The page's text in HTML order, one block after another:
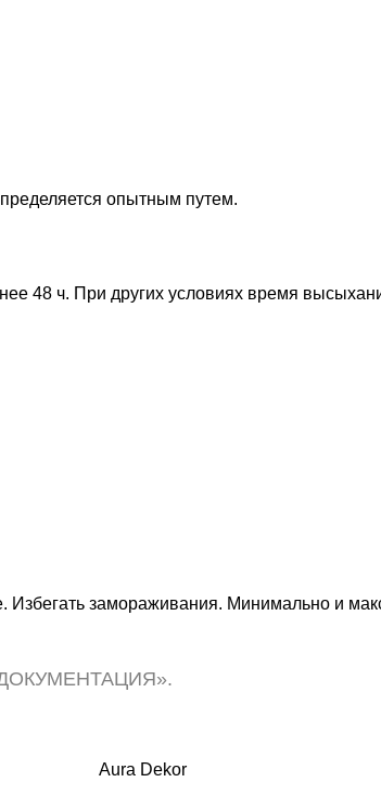
опытным путем.
48 ч. При других условиях время
Избегать замораживания. Минимально и
Aura Dekor